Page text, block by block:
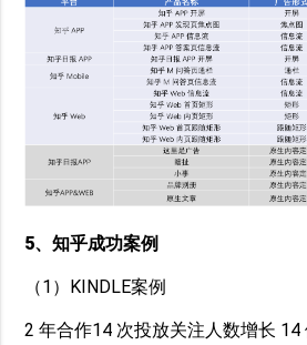
5、知乎成功案例
（1）KINDLE案例
2 年合作14 次投放关注人数增长